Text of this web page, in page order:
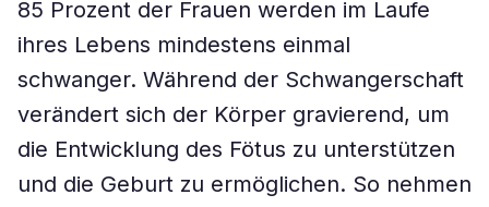
85 Prozent der Frauen werden im Laufe
ihres Lebens mindestens einmal
schwanger. Während der Schwangerschaft
verändert sich der Körper gravierend, um
die Entwicklung des Fötus zu unterstützen
und die Geburt zu ermöglichen. So nehmen